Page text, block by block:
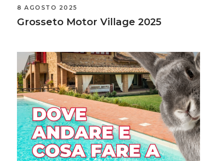
8 AGOSTO 2025
Grosseto Motor Village 2025